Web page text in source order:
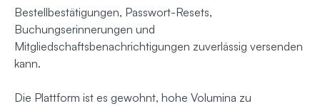
Bestellbestätigungen, Passwort-Resets,
Buchungserinnerungen und
Mitgliedschaftsbenachrichtigungen zuverlässig versenden
kann.
Die Plattform ist es gewohnt, hohe Volumina zu